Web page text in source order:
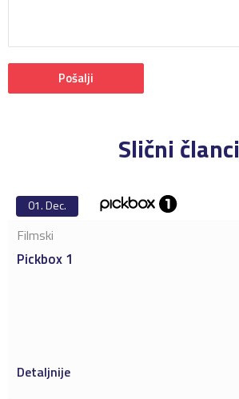
Pošalji
Slični članci
01.Dec.
Filmski
Pickbox 1
Detaljnije